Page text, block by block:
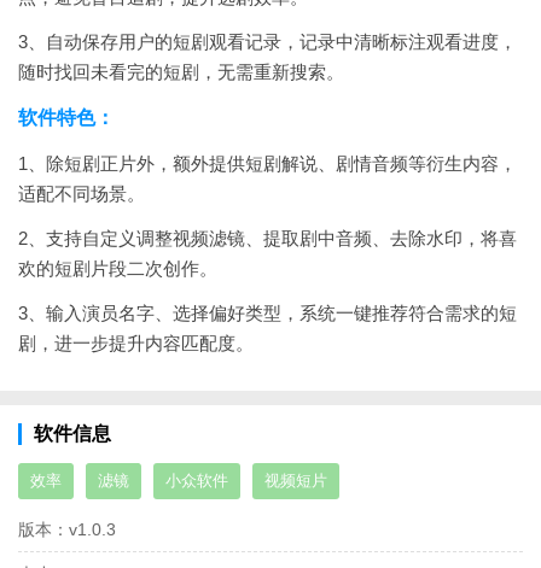
3、自动保存用户的短剧观看记录，记录中清晰标注观看进度，
随时找回未看完的短剧，无需重新搜索。
软件特色：
1、除短剧正片外，额外提供短剧解说、剧情音频等衍生内容，
适配不同场景。
2、支持自定义调整视频滤镜、提取剧中音频、去除水印，将喜
欢的短剧片段二次创作。
3、输入演员名字、选择偏好类型，系统一键推荐符合需求的短
剧，进一步提升内容匹配度。
软件信息
效率 滤镜 小众软件 视频短片
版本： v1.0.3